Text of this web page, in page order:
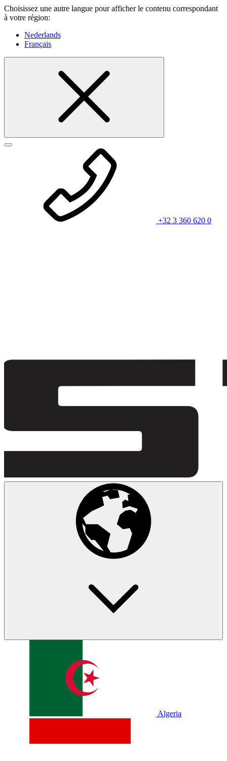
Choisissez une autre langue pour afficher le contenu correspondant
à votre région:
Nederlands
Français
+32 3 360 620 0
Algeria